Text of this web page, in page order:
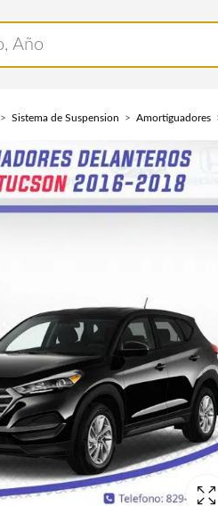
Sistema de Suspension Amortiguadores